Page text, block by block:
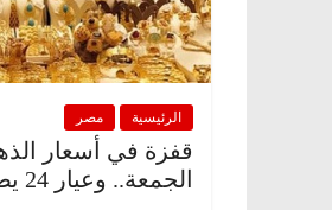
الرئيسية مصر
قفزة في أسعار
الجمعة.. وعيار 24 يصل لـ3657 جنيها